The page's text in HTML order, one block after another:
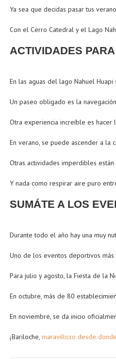
Ya sea que decidas pasar tus
Con el Cerro Catedral y el Lago
ACTIVIDADES
En las aguas del lago Nahuel
Un paseo obligado es la
Otra experiencia increíble es hacer
En verano, se puede ascender a
Otras actividades imperdibles
Y nada como respirar aire puro
SUMÁTE A LOS
Durante todo el año hay una muy
Uno de los eventos deportivos más
Para julio y agosto, la Fiesta de la
En octubre, más de 80
En noviembre, se da inicio
¡Bariloche, maravilloso desde